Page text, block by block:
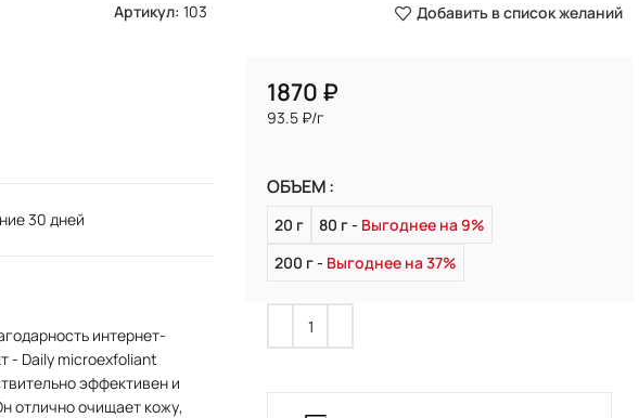
Артикул:103 Добавить в список желаний
30 дней
интернет-
- Daily microexfoliant
эффективен и
отлично очищает кожу,
₽
93.5 ₽/г
ОБЪЕМ
20 г 80 г Выгоднее на 9%
200 г Выгоднее на 37%